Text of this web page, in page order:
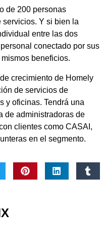
de 200 personas
servicios. Y si bien la
entre las dos
conectado por sus
beneficios.
crecimiento de Homely
de servicios de
y oficinas. Tendrá una
de administradoras de
clientes como CASAI,
en el segmento.